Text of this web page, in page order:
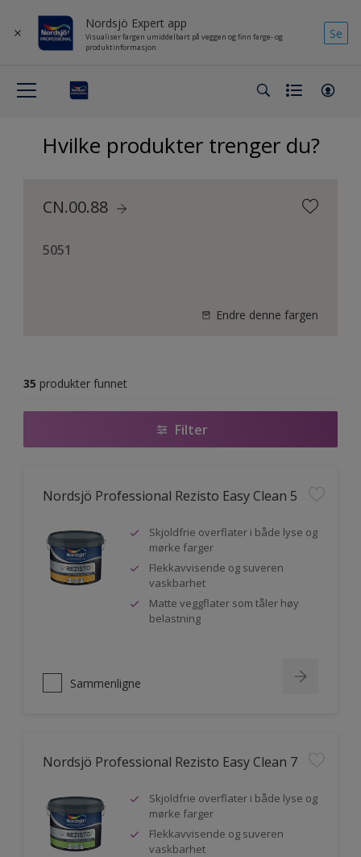
Nordsjö Expert app
Visualiser fargen umiddelbart på veggen og finn farge- og
produktinformasjon
Se
Hvilke produkter trenger du?
CN.00.88
5051
Endre denne fargen
35 produkter funnet
Filter
Nordsjö Professional Rezisto Easy Clean 5
Skjoldfrie overflater i både lyse og
mørke farger
Flekkavvisende og suveren
vaskbarhet
Matte veggflater som tåler høy
belastning
Sammenligne
Nordsjö Professional Rezisto Easy Clean 7
Skjoldfrie overflater i både lyse og
mørke farger
Flekkavvisende og suveren
vaskbarhet